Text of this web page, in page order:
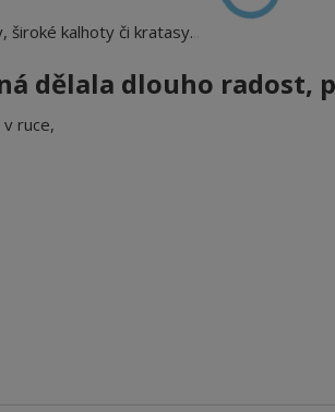
široké kalhoty či kratasy...
dělala dlouho radost,
ruce,